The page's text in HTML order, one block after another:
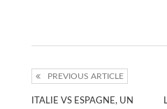
PREVIOUS ARTICLE
ITALIE VS ESPAGNE, UN